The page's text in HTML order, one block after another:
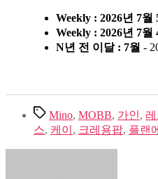
Weekly : 2026년 7월
Weekly : 2026년 7월
N년 전 이달 : 7월 -
TagsMino, MOBB, 가인,
스, 케이 , 크레용팝, 플랜